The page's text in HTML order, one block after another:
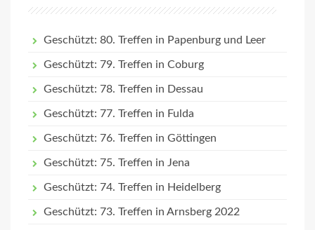
Geschützt: 80. Treffen in Papenburg und Leer
Geschützt: 79. Treffen in Coburg
Geschützt: 78. Treffen in Dessau
Geschützt: 77. Treffen in Fulda
Geschützt: 76. Treffen in Göttingen
Geschützt: 75. Treffen in Jena
Geschützt: 74. Treffen in Heidelberg
Geschützt: 73. Treffen in Arnsberg 2022